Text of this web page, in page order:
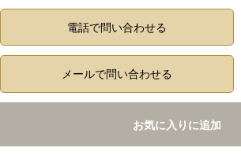
電話で問い合わせる
メールで問い合わせる
お気に入りに追加